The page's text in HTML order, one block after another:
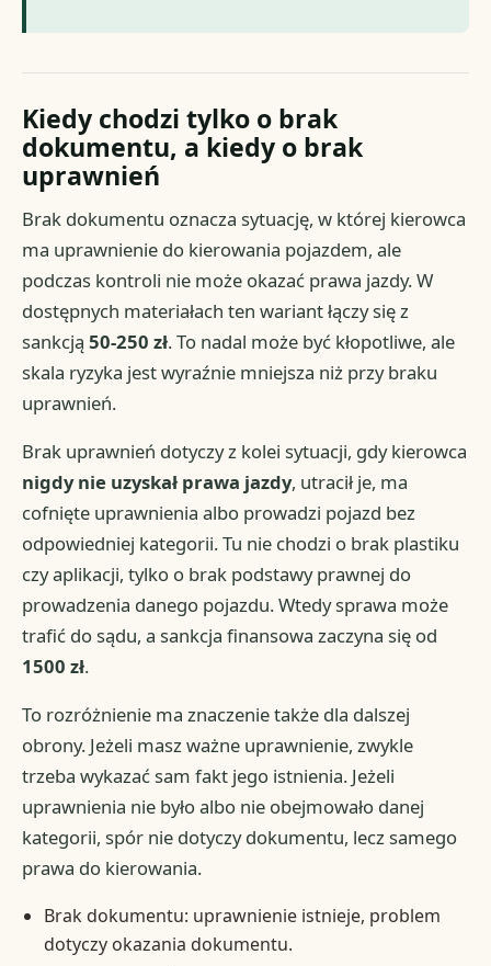
Kiedy chodzi tylko o brak
dokumentu, a kiedy o brak
uprawnień
Brak dokumentu oznacza sytuację, w której kierowca
ma uprawnienie do kierowania pojazdem, ale
podczas kontroli nie może okazać prawa jazdy. W
dostępnych materiałach ten wariant łączy się z
sankcją50-250 zł. To nadal może być kłopotliwe, ale
skala ryzyka jest wyraźnie mniejsza niż przy braku
uprawnień.
Brak uprawnień dotyczy z kolei sytuacji, gdy kierowca
nigdy nie uzyskał prawa jazdy, utracił je, ma
cofnięte uprawnienia albo prowadzi pojazd bez
odpowiedniej kategorii. Tu nie chodzi o brak plastiku
czy aplikacji, tylko o brak podstawy prawnej do
prowadzenia danego pojazdu. Wtedy sprawa może
trafić do sądu, a sankcja finansowa zaczyna się od
1500 zł.
To rozróżnienie ma znaczenie także dla dalszej
obrony. Jeżeli masz ważne uprawnienie, zwykle
trzeba wykazać sam fakt jego istnienia. Jeżeli
uprawnienia nie było albo nie obejmowało danej
kategorii, spór nie dotyczy dokumentu, lecz samego
prawa do kierowania.
Brak dokumentu: uprawnienie istnieje, problem
dotyczy okazania dokumentu.